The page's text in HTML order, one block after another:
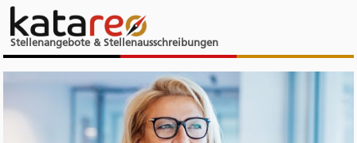
Stellenangebote & Stellenausschreibungen